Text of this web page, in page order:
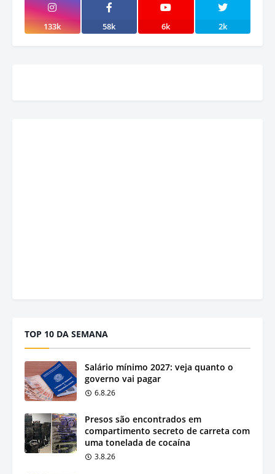
133k 58k 6k 2k
TOP 10 DA SEMANA
Salário mínimo 2027: veja quanto o
governo vai pagar
6.8.26
Presos são encontrados em
compartimento secreto de carreta com
uma tonelada de cocaína
3.8.26